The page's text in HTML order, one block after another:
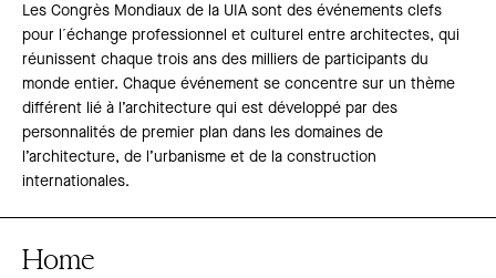
Les Congrès Mondiaux de la UIA sont des événements clefs
pour l´échange professionnel et culturel entre architectes, qui
réunissent chaque trois ans des milliers de participants du
monde entier. Chaque événement se concentre sur un thème
différent lié à l’architecture qui est développé par des
personnalités de premier plan dans les domaines de
l’architecture, de l’urbanisme et de la construction
internationales.
Home